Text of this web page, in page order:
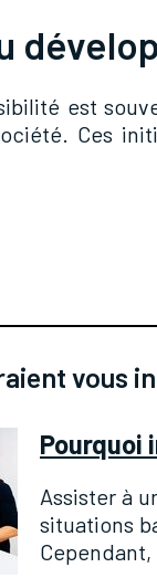
est
Ces
vous
Pourquoi
Assister à
situations